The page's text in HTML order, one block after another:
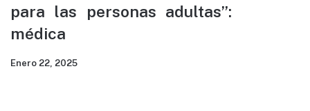
para las personas adultas”:
médica
Enero 22, 2025